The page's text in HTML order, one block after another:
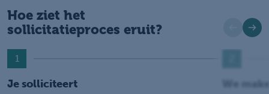
Hoe ziet het
sollicitatieproces eruit?
1
Je solliciteert We